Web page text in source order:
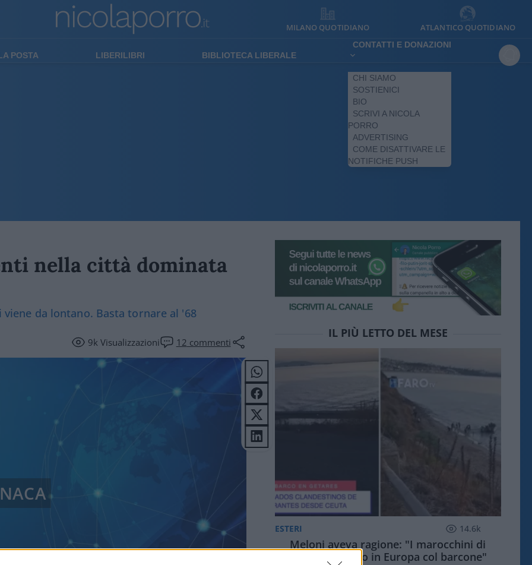
MILANO QUOTIDIANO ATLANTICO QUOTIDIANO
POSTA LIBERILIBRI BIBLIOTECA LIBERALE
CONTATTI E DONAZIONI
CHI SIAMO
SOSTIENICI
BIO
SCRIVI A NICOLA
PORRO
ADVERTISING
COME DISATTIVARE LE
NOTIFICHE PUSH
nella città dominata
da lontano. Basta tornare al '68
9kVisualizzazioni 12 commenti
IL PIÙ LETTO DEL MESE
ESTERI 14.6k
Meloni aveva ragione: "I marocchini di
Ceuta sbarcano in Europa col barcone"